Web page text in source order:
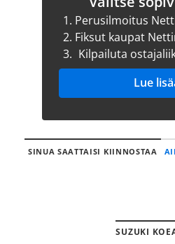
1. Perusilmoitus
2. Fiksut kaupat
3. Kilpailuta
Lue
SINUA SAATTAISI KIINNOSTAA
SUZUKI